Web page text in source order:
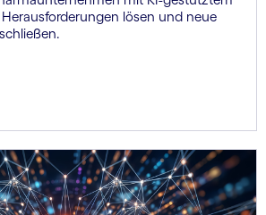
lösen und neue